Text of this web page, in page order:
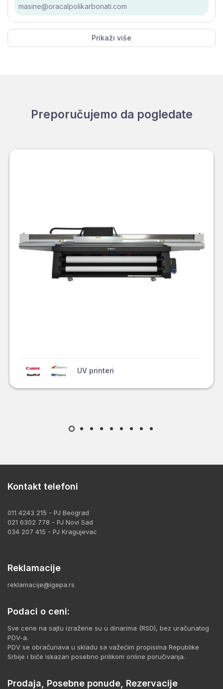
masine@oracalpolikarbonati.com
Prikaži više
Preporučujemo da pogledate
UV printeri
Kontakt telefoni
011 4243 215 - PJ Beograd
021 6302 778 - PJ Novi Sad
034 207 415 - PJ Kragujevac
Reklamacije
reklamacije@igepa.rs
Podaci o ceni:
Sve cene na sajtu izražene su u dinarima (RSD), bez uračunatog
PDV-a.
PDV se obračunava u skladu sa važećim propisima Republike
Srbije i biće iskazan posebno prilikom online poručivanja.
Prodaja, Posebne ponude, Rezervacije